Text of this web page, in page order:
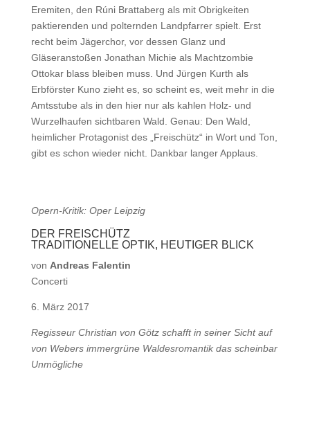
Eremiten, den Rúni Brattaberg als mit Obrigkeiten
paktierenden und polternden Landpfarrer spielt. Erst
recht beim Jägerchor, vor dessen Glanz und
Gläseranstoßen Jonathan Michie als Machtzombie
Ottokar blass bleiben muss. Und Jürgen Kurth als
Erbförster Kuno zieht es, so scheint es, weit mehr in die
Amtsstube als in den hier nur als kahlen Holz- und
Wurzelhaufen sichtbaren Wald. Genau: Den Wald,
heimlicher Protagonist des „Freischütz“ in Wort und Ton,
gibt es schon wieder nicht. Dankbar langer Applaus.
Opern-Kritik: Oper Leipzig
DER FREISCHÜTZ
TRADITIONELLE OPTIK, HEUTIGER BLICK
von Andreas Falentin
Concerti
6. März 2017
Regisseur Christian von Götz schafft in seiner Sicht auf
von Webers immergrüne Waldesromantik das scheinbar
Unmögliche